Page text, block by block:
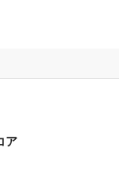
半をプレーして
恋は2アンダー・
。
ア